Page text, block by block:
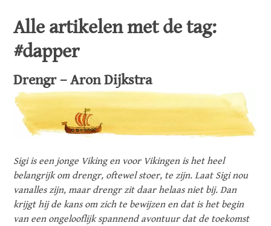
Alle artikelen met de tag:
#dapper
Drengr – Aron Dijkstra
Sigi is een jonge Viking en voor Vikingen is het heel
belangrijk om drengr, oftewel stoer, te zijn. Laat Sigi nou
vanalles zijn, maar drengr zit daar helaas niet bij. Dan
krijgt hij de kans om zich te bewijzen en dat is het begin
van een ongelooflijk spannend avontuur dat de toekomst